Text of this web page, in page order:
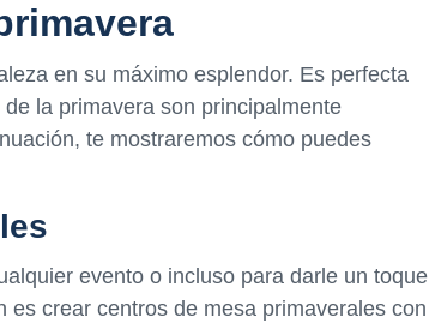
en su máximo esplendor. Es perfecta
la primavera son principalmente
te mostraremos cómo puedes
evento o incluso para darle un toque
crear centros de mesa primaverales con